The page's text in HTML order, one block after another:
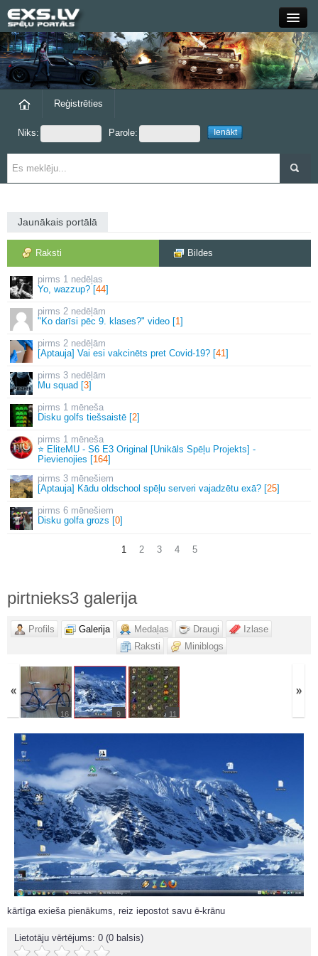
Close
Forums
Grupas
Reģistrēties
Niks: Parole:
Jaunākais portālā
Raksti Bildes
1 nedēļas
Yo, wazzup? [44]
2 nedēļām
"Ko darīsi pēc 9. klases?" video [1]
2 nedēļām
[Aptauja] Vai esi vakcinēts pret Covid-19? [41]
3 nedēļām
Mu squad [3]
1 mēneša
Disku golfs tiešsaistē [2]
1 mēneša
⭐ EliteMU - S6 E3 Original [Unikāls Spēļu Projekts] -
Pievienojies [164]
3 mēnešiem
[Aptauja] Kādu oldschool spēļu serveri vajadzētu exā? [25]
6 mēnešiem
Disku golfa grozs [0]
1 2 3 4 5
pirtnieks3 galerija
Profils Galerija Medaļas Draugi
Izlase
Raksti
Miniblogs
«
16 9 11
»
kārtīga exieša pienākums, reiz iepostot savu ē-krānu
Lietotāju vērtējums: 0 (0 balsis)